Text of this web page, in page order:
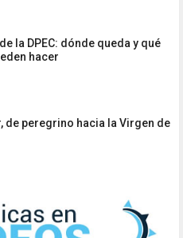
la DPEC: dónde queda y qué
hacer
de peregrino hacia la Virgen de